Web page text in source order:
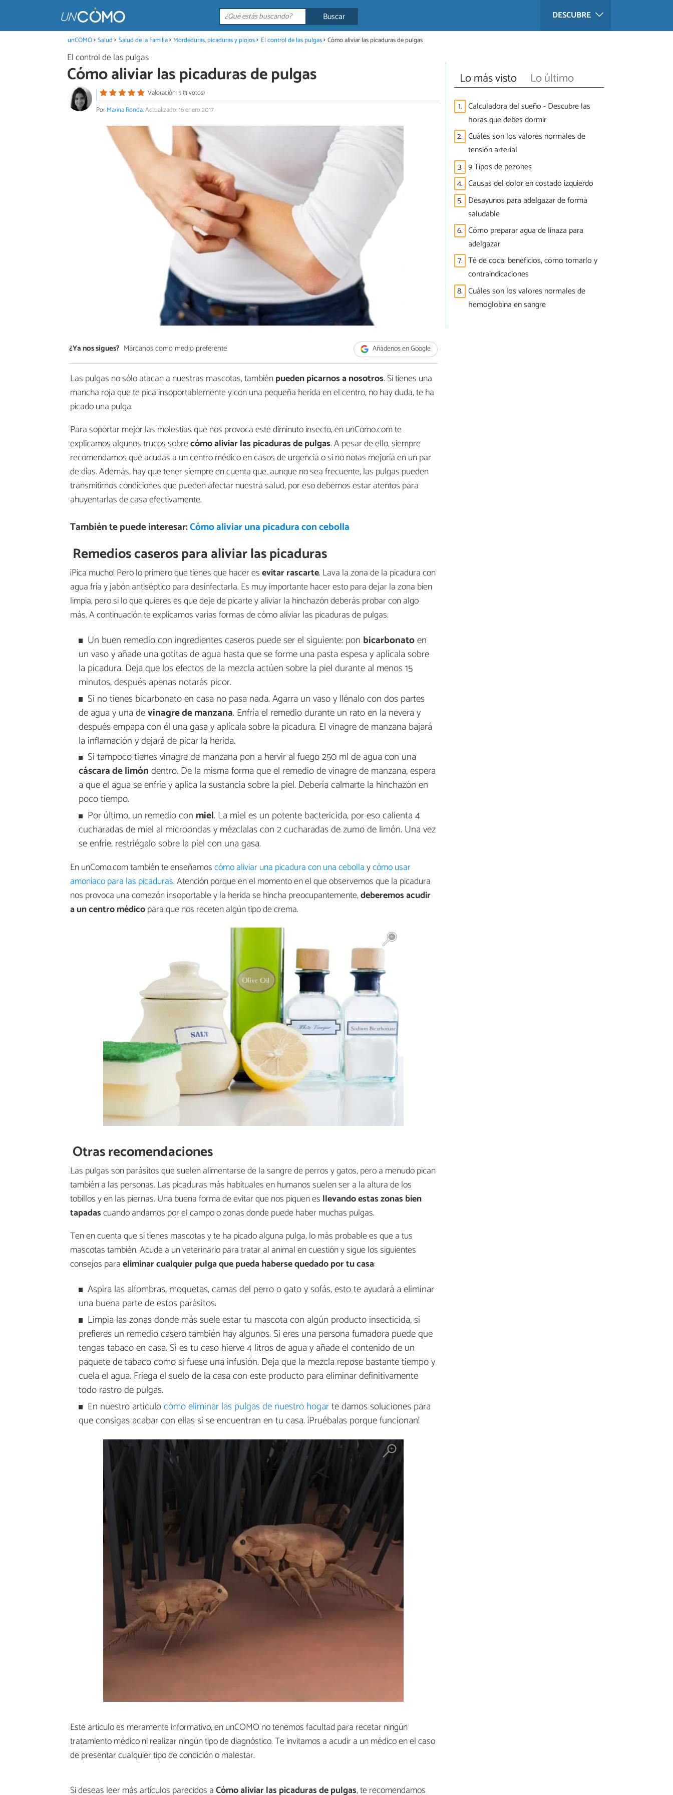
DESCUBRE
Buscar
unCOMO Salud Salud de la Familia Mordeduras, picaduras y piojos El control de las pulgas Cómo aliviar las picaduras de pulgas
El control de las pulgas
Cómo aliviar las picaduras de pulgas
Valoración: 5 (3 votos)
PorMarina Ronda.Actualizado: 16 enero 2017
¿Ya nos sigues? Márcanos como medio preferente Añádenos en Google
Las pulgas no sólo atacan a nuestras mascotas, tambiénpueden picarnos a nosotros. Si tienes una
mancha roja que te pica insoportablemente y con una pequeña herida en el centro, no hay duda, te ha
picado una pulga.
Para soportar mejor las molestias que nos provoca este diminuto insecto, en unComo.com te
explicamos algunos trucos sobrecómo aliviar las picaduras de pulgas. A pesar de ello, siempre
recomendamos que acudas a un centro médico en casos de urgencia o si no notas mejoría en un par
de días. Además, hay que tener siempre en cuenta que, aunque no sea frecuente, las pulgas pueden
transmitirnos condiciones que pueden afectar nuestra salud, por eso debemos estar atentos para
ahuyentarlas de casa efectivamente.
También te puede interesar:Cómo aliviar una picadura con cebolla
Remedios caseros para aliviar las picaduras
¡Pica mucho! Pero lo primero que tienes que hacer esevitar rascarte. Lava la zona de la picadura con
agua fría y jabón antiséptico para desinfectarla. Es muy importante hacer esto para dejar la zona bien
limpia, pero si lo que quieres es que deje de picarte y aliviar la hinchazón deberás probar con algo
más. A continuación te explicamos varias formas de cómo aliviar las picaduras de pulgas.
Un buen remedio con ingredientes caseros puede ser el siguiente: pon bicarbonatoen
un vaso y añade una gotitas de agua hasta que se forme una pasta espesa y aplícala sobre
la picadura. Deja que los efectos de la mezcla actúen sobre la piel durante al menos 15
minutos, después apenas notarás picor.
Si no tienes bicarbonato en casa no pasa nada. Agarra un vaso y llénalo con dos partes
de agua y una devinagre de manzana. Enfría el remedio durante un rato en la nevera y
después empapa con él una gasa y aplícala sobre la picadura. El vinagre de manzana bajará
la inflamación y dejará de picar la herida.
Si tampoco tienes vinagre de manzana pon a hervir al fuego 250 ml de agua con una
cáscara de limóndentro. De la misma forma que el remedio de vinagre de manzana, espera
a que el agua se enfríe y aplica la sustancia sobre la piel. Debería calmarte la hinchazón en
poco tiempo.
Por último, un remedio con miel. La miel es un potente bactericida, por eso calienta 4
cucharadas de miel al microondas y mézclalas con 2 cucharadas de zumo de limón. Una vez
se enfríe, restriégalo sobre la piel con una gasa.
En unComo.com también te enseñamoscómo aliviar una picadura con una cebollaycómo usar
amoníaco para las picaduras. Atención porque en el momento en el que observemos que la picadura
nos provoca una comezón insoportable y la herida se hincha preocupantemente,deberemos acudir
a un centro médicopara que nos receten algún tipo de crema.
Otras recomendaciones
Las pulgas son parásitos que suelen alimentarse de la sangre de perros y gatos, pero a menudo pican
también a las personas. Las picaduras más habituales en humanos suelen ser a la altura de los
tobillos y en las piernas. Una buena forma de evitar que nos piquen es llevando estas zonas bien
tapadascuando andamos por el campo o zonas donde puede haber muchas pulgas.
Ten en cuenta que si tienes mascotas y te ha picado alguna pulga, lo más probable es que a tus
mascotas también. Acude a un veterinario para tratar al animal en cuestión y sigue los siguientes
consejos paraeliminar cualquier pulga que pueda haberse quedado por tu casa:
Aspira las alfombras, moquetas, camas del perro o gato y sofás, esto te ayudará a eliminar
una buena parte de estos parásitos.
Limpia las zonas donde más suele estar tu mascota con algún producto insecticida, si
prefieres un remedio casero también hay algunos. Si eres una persona fumadora puede que
tengas tabaco en casa. Si es tu caso hierve 4 litros de agua y añade el contenido de un
paquete de tabaco como si fuese una infusión. Deja que la mezcla repose bastante tiempo y
cuela el agua. Friega el suelo de la casa con este producto para eliminar definitivamente
todo rastro de pulgas.
En nuestro artículocómo eliminar las pulgas de nuestro hogarte damos soluciones para
que consigas acabar con ellas si se encuentran en tu casa. ¡Pruébalas porque funcionan!
Este artículo es meramente informativo, en unCOMO no tenemos facultad para recetar ningún
tratamiento médico ni realizar ningún tipo de diagnóstico. Te invitamos a acudir a un médico en el caso
de presentar cualquier tipo de condición o malestar.
Si deseas leer más artículos parecidos aCómo aliviar las picaduras de pulgas, te recomendamos
Lo más visto Lo último
1. Calculadora del sueño - Descubre las
horas que debes dormir
2. Cuáles son los valores normales de
tensión arterial
3. 9 Tipos de pezones
4. Causas del dolor en costado izquierdo
5. Desayunos para adelgazar de forma
saludable
6. Cómo preparar agua de linaza para
adelgazar
7. Té de coca: beneficios, cómo tomarlo y
contraindicaciones
8. Cuáles son los valores normales de
hemoglobina en sangre